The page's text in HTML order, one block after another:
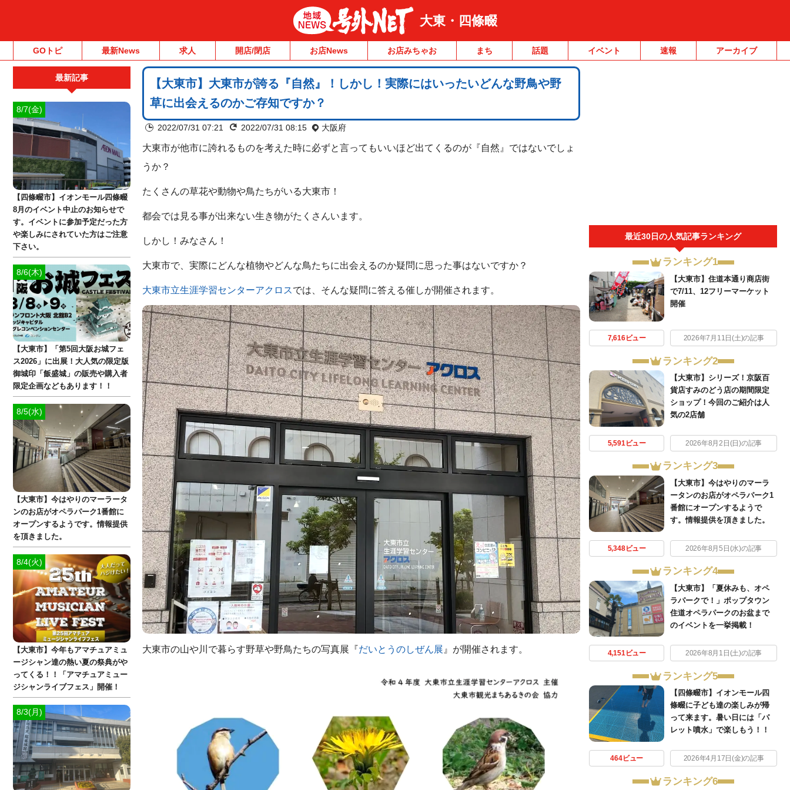
大東・四條畷
GOトピ 最新News 求人 開店/閉店 お店News お店みちゃお まち 話題 イベント 速報 アーカイブ
【大東市】大東市が誇る『自然』！しかし！実際にはいったいどんな野鳥や野
草に出会えるのかご存知ですか？
2022/07/31 07:21 2022/07/31 08:15 大阪府
大東市が他市に誇れるものを考えた時に必ずと言ってもいいほど出てくるのが『自然』ではないでしょ
うか？
たくさんの草花や動物や鳥たちがいる大東市！
都会では見る事が出来ない生き物がたくさんいます。
しかし！みなさん！
大東市で、実際にどんな植物やどんな鳥たちに出会えるのか疑問に思った事はないですか？
大東市立生涯学習センターアクロスでは、そんな疑問に答える催しが開催されます。
大東市の山や川で暮らす野草や野鳥たちの写真展『だいとうのしぜん展 』が開催されます。
最近30日の人気記事ランキング
ランキング1
【大東市】住道本通り商店街
で7/11、12フリーマーケット
開催
7,616ビュー 2026年7月11日(土)の記事
ランキング2
【大東市】シリーズ！京阪百
貨店すみのどう店の期間限定
ショップ！今回のご紹介は人
気の2店舗
5,591ビュー 2026年8月2日(日)の記事
ランキング3
【大東市】今はやりのマーラ
ータンのお店がオペラパーク1
番館にオープンするようで
す。情報提供を頂きました。
5,348ビュー 2026年8月5日(水)の記事
ランキング4
【大東市】「夏休みも、オペ
ラパークで！」ポップタウン
住道オペラパークのお盆まで
のイベントを一挙掲載！
4,151ビュー 2026年8月1日(土)の記事
ランキング5
【四條畷市】イオンモール四
條畷に子ども達の楽しみが帰
って来ます。暑い日には「パ
レット噴水」で楽しもう！！
464ビュー 2026年4月17日(金)の記事
ランキング6
最新記事
8/7(金)
【四條畷市】イオンモール四條畷
8月のイベント中止のお知らせで
す。イベントに参加予定だった方
や楽しみにされていた方はご注意
下さい。
8/6(木)
【大東市】「第5回大阪お城フェ
ス2026」に出展！大人気の限定版
御城印「飯盛城」の販売や購入者
限定企画などもあります！！
8/5(水)
【大東市】今はやりのマーラータ
ンのお店がオペラパーク1番館に
オープンするようです。情報提供
を頂きました。
8/4(火)
【大東市】今年もアマチュアミュ
ージシャン達の熱い夏の祭典がや
ってくる！！「アマチュアミュー
ジシャンライブフェス」開催！
8/3(月)